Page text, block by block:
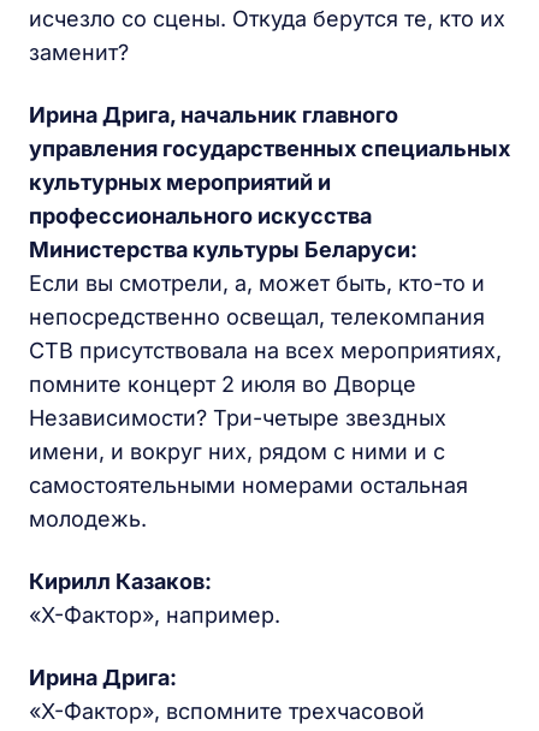
исчезло со сцены. Откуда берутся те, кто их
заменит?
Ирина Дрига, начальник главного
управления государственных специальных
культурных мероприятий и
профессионального искусства
Министерства культуры Беларуси:
Если вы смотрели, а, может быть, кто-то и
непосредственно освещал, телекомпания
СТВ присутствовала на всех мероприятиях,
помните концерт 2 июля во Дворце
Независимости? Три-четыре звездных
имени, и вокруг них, рядом с ними и с
самостоятельными номерами остальная
молодежь.
Кирилл Казаков:
«X-Фактор», например.
Ирина Дрига:
«X-Фактор», вспомните трехчасовой